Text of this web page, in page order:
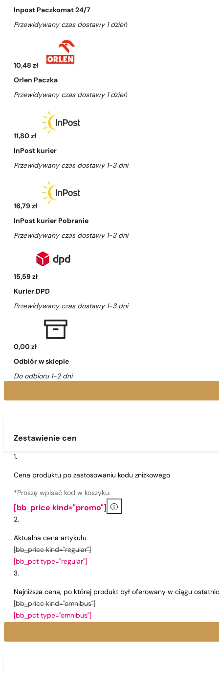
Inpost Paczkomat 24/7
Przewidywany czas dostawy 1 dzień
10,48 zł
Orlen Paczka
Przewidywany czas dostawy 1 dzień
11,80 zł
InPost kurier
Przewidywany czas dostawy 1-3 dni
16,79 zł
InPost kurier Pobranie
Przewidywany czas dostawy 1-3 dni
15,59 zł
Kurier DPD
Przewidywany czas dostawy 1-3 dni
0,00 zł
Odbiór w sklepie
Do odbioru 1-2 dni
Zestawienie cen
Cena produktu po zastosowaniu kodu zniżkowego
*Proszę wpisać kod w koszyku.
[bb_price kind="promo"] i
Aktualna cena artykułu
[bb_price kind="regular"]
[bb_pct type="regular"]
Najniższa cena, po której produkt był oferowany w ciągu
[bb_price kind="omnibus"]
[bb_pct type="omnibus"]